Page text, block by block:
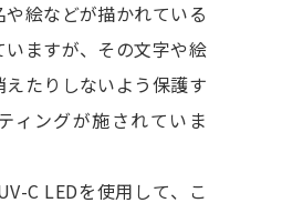
絵などが描かれている
いますが、その文字や絵
たりしないよう保護す
ィングが施されていま
C LEDを使用して、こ